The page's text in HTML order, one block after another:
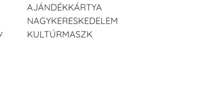
AJÁNDÉKKÁRTYA
NAGYKERESKEDELEM
KULTÚRMASZK